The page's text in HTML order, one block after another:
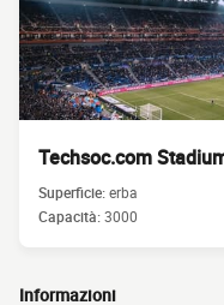
Techsoc.com
Superficie:erba
Capacità:3000
Informazioni